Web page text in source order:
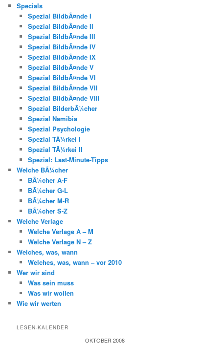
Specials
Spezial BildbÃ¤nde I
Spezial BildbÃ¤nde II
Spezial BildbÃ¤nde III
Spezial BildbÃ¤nde IV
Spezial BildbÃ¤nde IX
Spezial BildbÃ¤nde V
Spezial BildbÃ¤nde VI
Spezial BildbÃ¤nde VII
Spezial BildbÃ¤nde VIII
Spezial BilderbÃ¼cher
Spezial Namibia
Spezial Psychologie
Spezial TÃ¼rkei I
Spezial TÃ¼rkei II
Spezial: Last-Minute-Tipps
Welche BÃ¼cher
BÃ¼cher A-F
BÃ¼cher G-L
BÃ¼cher M-R
BÃ¼cher S-Z
Welche Verlage
Welche Verlage A – M
Welche Verlage N – Z
Welches, was, wann
Welches, was, wann – vor 2010
Wer wir sind
Was sein muss
Was wir wollen
Wie wir werten
LESEN-KALENDER
OKTOBER 2008